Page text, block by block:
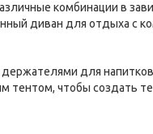
комбинации в
диван для отдыха с
для
тентом, чтобы создать